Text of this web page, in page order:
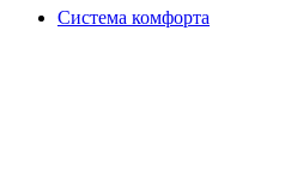
Система комфорта